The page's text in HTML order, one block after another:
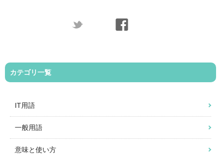
カテゴリ一覧
IT用語
一般用語
意味と使い方